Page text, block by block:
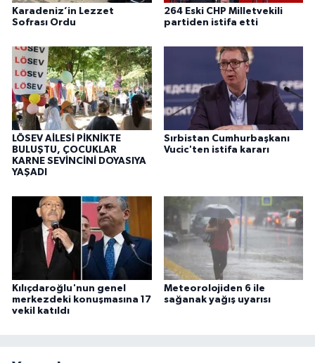
Karadeniz’in Lezzet
Sofrası Ordu
264 Eski CHP Milletvekili
partiden istifa etti
LÖSEV AİLESİ PİKNİKTE
BULUŞTU, ÇOCUKLAR
KARNE SEVİNCİNİ DOYASIYA
YAŞADI
Sırbistan Cumhurbaşkanı
Vucic'ten istifa kararı
Kılıçdaroğlu'nun genel
merkezdeki konuşmasına 17
vekil katıldı
Meteorolojiden 6 ile
sağanak yağış uyarısı